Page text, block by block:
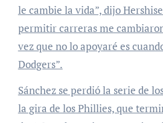
le cambie la vida”, dijo
permitir carreras me
vez que no lo apoyaré es
Dodgers”.
Sánchez se perdió la serie de
la gira de los Phillies, que